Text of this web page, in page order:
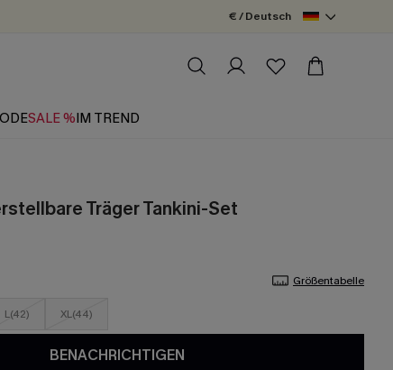
€ / Deutsch
SALE %IM TREND
Träger Tankini-Set
Größentabelle
L(42) XL(44)
BENACHRICHTIGEN